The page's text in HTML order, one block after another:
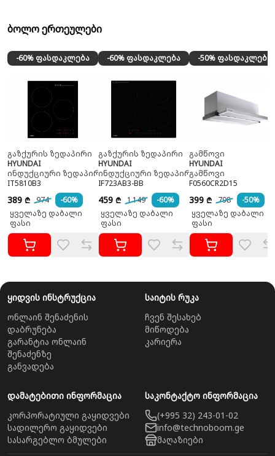
ბოლო ერთეულები
-60% ფასდაკლება
გაზქურის ზედაპირი
HYUNDAI
ინდუქციური ზედაპირი
IT5810B3
389 ₾ 974
-60%
ყველაზე დაბალი
ფასი
-60% ფასდაკლება
გაზქურის ზედაპირი
HYUNDAI
ინდუქციური ზედაპირი
IF723AB3-BB
459 ₾ 1 149
-60%
ყველაზე დაბალი
ფასი
-50% ფასდაკლება
გამწოვი
HYUNDAI
გამწოვი
F0560CR2D15
399 ₾ 798
-50%
ყველაზე დაბალი
ფასი
ყიდვის ინსტრუქცია
ონლაინ შენაძენის
დაბრუნება
გარანტია ონლაინ
შენაძენზე
განვადება
საიტის რუკა
ჩვენ შესახებ
მიწოდება
კარიერა
დამატებითი ინფორმაცია
კორპორატიული გაყიდვები
სადილერო გაყიდვები
სასარგებლო ბმულები
საკონტაქტო ინფორმაცია
(+995 32) 243-01-02
info@technoboom.ge
მაღაზიები